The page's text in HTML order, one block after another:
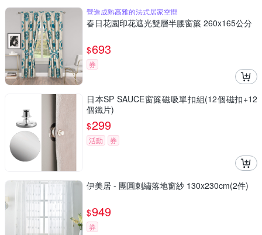
營造成熟高雅的法式居家空間
春日花園印花遮光雙層半腰窗簾 260x165公分
$693
券
日本SP SAUCE窗簾磁吸單扣組(12個磁扣+12
個鐵片)
$299
活動 券
伊美居 - 團圓刺繡落地窗紗 130x230cm(2件)
$949
券